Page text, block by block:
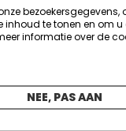
30 CTO’s uit
Hoe dan?
bezoekersgegevens,
inhoud te tonen en om u
informatie over de
NEE, PAS AAN